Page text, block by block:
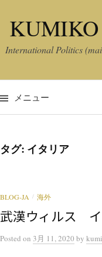
ン
ス
キ
プ
International Politics
メニュー
タグ: イタリア
BLOG-JA / 海外
武漢ウィルス イ
Posted on 3月 11, 2020 by